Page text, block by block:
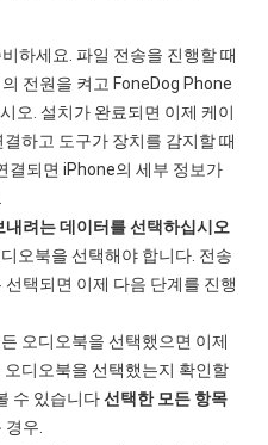
하세요. 파일 전송을 진행할 때
전원을 켜고 FoneDog Phone
오. 설치가 완료되면 이제 케이
하고 도구가 장치를 감지할 때
결되면 iPhone의 세부 정보가
내려는 데이터를 선택하십시오
오북을 선택해야 합니다. 전송
택되면 이제 다음 단계를 진행
오디오북을 선택했으면 이제
디오북을 선택했는지 확인할
수 있습니다선택한 모든 항목
경우.